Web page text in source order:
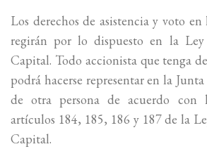
Los derechos de asistencia y voto en
regirán por lo dispuesto en la Ley
Capital. Todo accionista que tenga
podrá hacerse representar en la
de otra persona de acuerdo con
artículos 184, 185, 186 y 187 de la
Capital.